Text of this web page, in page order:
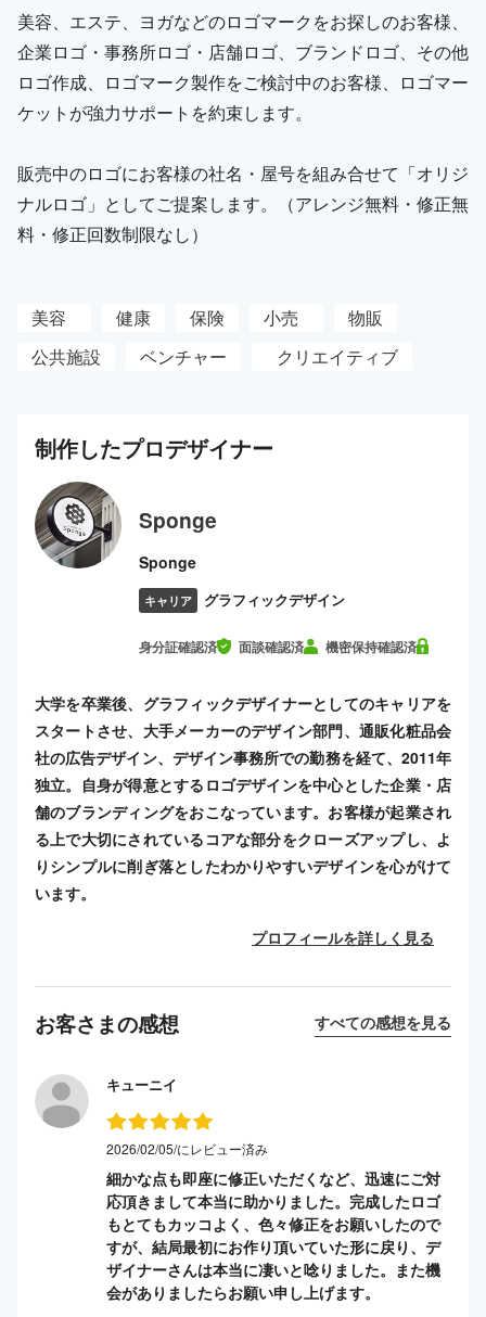
美容、エステ、ヨガなどのロゴマークをお探しのお客様、
企業ロゴ・事務所ロゴ・店舗ロゴ、ブランドロゴ、その他
ロゴ作成、ロゴマーク製作をご検討中のお客様、ロゴマー
ケットが強力サポートを約束します。
販売中のロゴにお客様の社名・屋号を組み合せて「オリジ
ナルロゴ」としてご提案します。（アレンジ無料・修正無
料・修正回数制限なし）
美容 健康 保険 小売
物販
公共施設
ベンチャー クリエイティブ
制作したプロデザイナー
Sponge
Sponge
キャリア グラフィックデザイン
身分証確認済 面談確認済 機密保持確認済
大学を卒業後、グラフィックデザイナーとしてのキャリアを
スタートさせ、大手メーカーのデザイン部門、通販化粧品会
社の広告デザイン、デザイン事務所での勤務を経て、2011年
独立。自身が得意とするロゴデザインを中心とした企業・店
舗のブランディングをおこなっています。お客様が起業され
る上で大切にされているコアな部分をクローズアップし、よ
りシンプルに削ぎ落としたわかりやすいデザインを心がけて
います。
プロフィールを詳しく見る
お客さまの感想 すべての感想を見る
キューニイ
2026/02/05/にレビュー済み
細かな点も即座に修正いただくなど、迅速にご対
応頂きまして本当に助かりました。完成したロゴ
もとてもカッコよく、色々修正をお願いしたので
すが、結局最初にお作り頂いていた形に戻り、デ
ザイナーさんは本当に凄いと唸りました。また機
会がありましたらお願い申し上げます。